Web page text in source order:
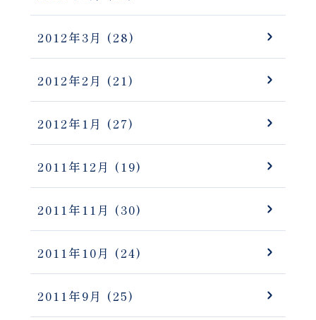
2012年3月 (28)
2012年2月 (21)
2012年1月 (27)
2011年12月 (19)
2011年11月 (30)
2011年10月 (24)
2011年9月 (25)